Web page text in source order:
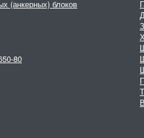
(анкерных) блоков
80